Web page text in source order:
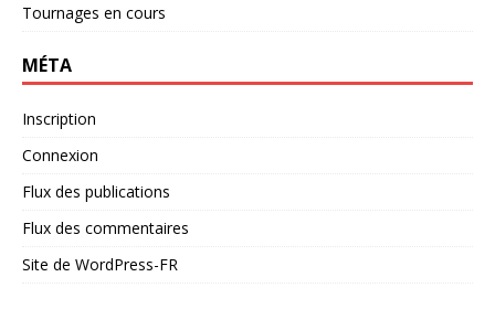
Tournages en cours
MÉTA
Inscription
Connexion
Flux des publications
Flux des commentaires
Site de WordPress-FR